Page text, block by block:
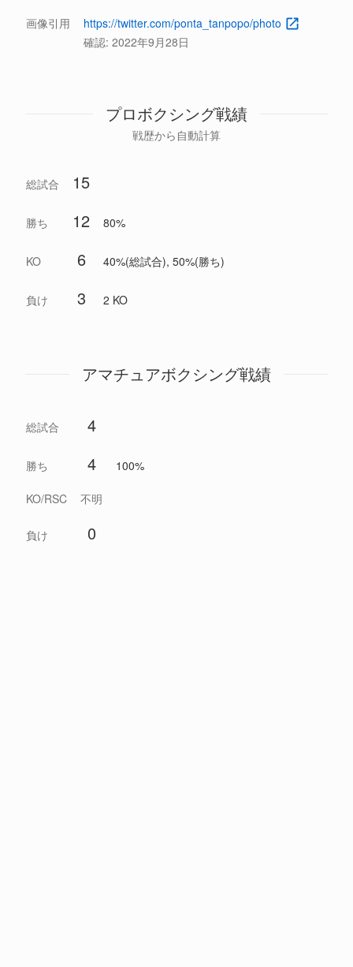
画像引用
https://twitter.com/ponta_tanpopo/photo
確認: 2022年9月28日
プロボクシング戦績
戦歴から自動計算
総試合 15
勝ち 12 80%
KO 6 40%(総試合), 50%(勝ち)
負け 3 2 KO
アマチュアボクシング戦績
総試合 4
勝ち 4 100%
KO/RSC 不明
負け 0